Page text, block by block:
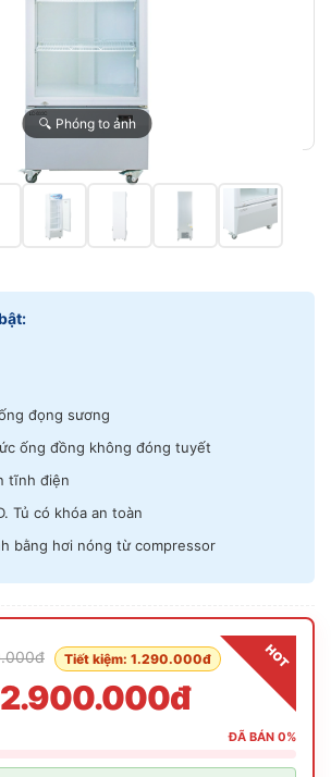
🔍 Phóng to ảnh
đọng sương
ống đồng không đóng tuyết
tĩnh điện
Tủ có khóa an toàn
bằng hơi nóng từ compressor
HOT
Tiết kiệm: 1.290.000đ
ĐÃ BÁN 0%